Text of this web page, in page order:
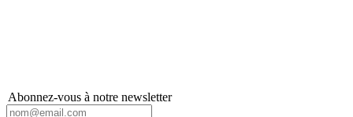
Abonnez-vous à notre newsletter